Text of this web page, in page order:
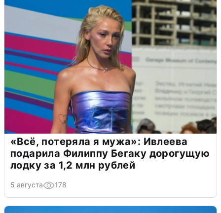
«Всё, потеряла я мужа»: Ивлеева
подарила Филиппу Бегаку дорогущую
лодку за 1,2 млн рублей
5 августа 178